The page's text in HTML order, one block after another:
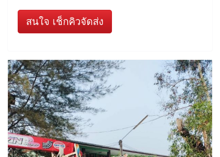
สนใจ เช็กคิวจัดส่ง